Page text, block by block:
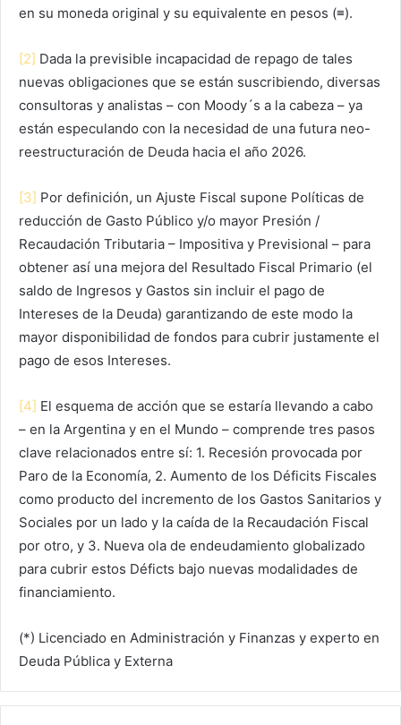
en su moneda original y su equivalente en pesos (≡).
[2] Dada la previsible incapacidad de repago de tales
nuevas obligaciones que se están suscribiendo, diversas
consultoras y analistas – con Moody´s a la cabeza – ya
están especulando con la necesidad de una futura neo-
reestructuración de Deuda hacia el año 2026.
[3] Por definición, un Ajuste Fiscal supone Políticas de
reducción de Gasto Público y/o mayor Presión /
Recaudación Tributaria – Impositiva y Previsional – para
obtener así una mejora del Resultado Fiscal Primario (el
saldo de Ingresos y Gastos sin incluir el pago de
Intereses de la Deuda) garantizando de este modo la
mayor disponibilidad de fondos para cubrir justamente el
pago de esos Intereses.
[4] El esquema de acción que se estaría llevando a cabo
– en la Argentina y en el Mundo – comprende tres pasos
clave relacionados entre sí: 1. Recesión provocada por
Paro de la Economía, 2. Aumento de los Déficits Fiscales
como producto del incremento de los Gastos Sanitarios y
Sociales por un lado y la caída de la Recaudación Fiscal
por otro, y 3. Nueva ola de endeudamiento globalizado
para cubrir estos Déficts bajo nuevas modalidades de
financiamiento.
(*) Licenciado en Administración y Finanzas y experto en
Deuda Pública y Externa